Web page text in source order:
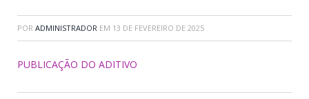
POR ADMINISTRADOR EM 13 DE FEVEREIRO DE 2025
PUBLICAÇÃO DO ADITIVO